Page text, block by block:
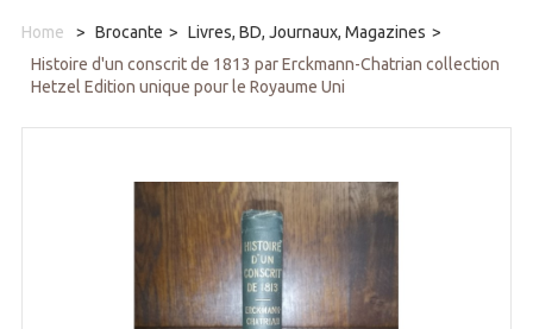
Home > Brocante > Livres, BD, Journaux, Magazines >
Histoire d'un conscrit de 1813 par Erckmann-Chatrian collection
Hetzel Edition unique pour le Royaume Uni